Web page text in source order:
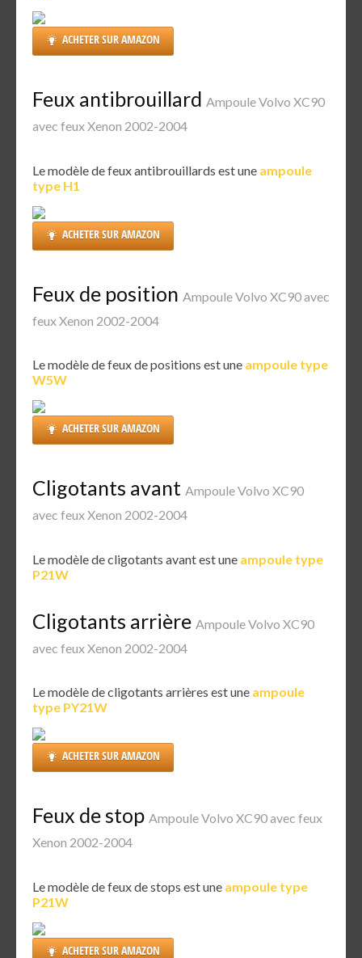
ACHETER SUR AMAZON
Feux antibrouillard Ampoule Volvo XC90
avec feux Xenon 2002-2004
Le modèle de feux antibrouillards est une ampoule
type H1
ACHETER SUR AMAZON
Feux de position Ampoule Volvo XC90 avec
feux Xenon 2002-2004
Le modèle de feux de positions est une ampoule type
W5W
ACHETER SUR AMAZON
Cligotants avant Ampoule Volvo XC90
avec feux Xenon 2002-2004
Le modèle de cligotants avant est une ampoule type
P21W
Cligotants arrière Ampoule Volvo XC90
avec feux Xenon 2002-2004
Le modèle de cligotants arrières est une ampoule
type PY21W
ACHETER SUR AMAZON
Feux de stop Ampoule Volvo XC90 avec feux
Xenon 2002-2004
Le modèle de feux de stops est une ampoule type
P21W
ACHETER SUR AMAZON